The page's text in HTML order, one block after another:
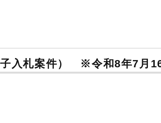
子入札案件） ※令和8年7月